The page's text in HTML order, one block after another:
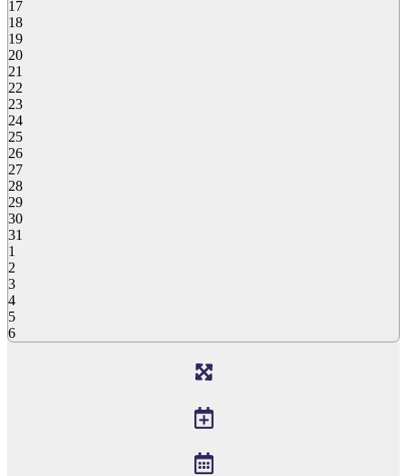
17
18
19
20
21
22
23
24
25
26
27
28
29
30
31
1
2
3
4
5
6